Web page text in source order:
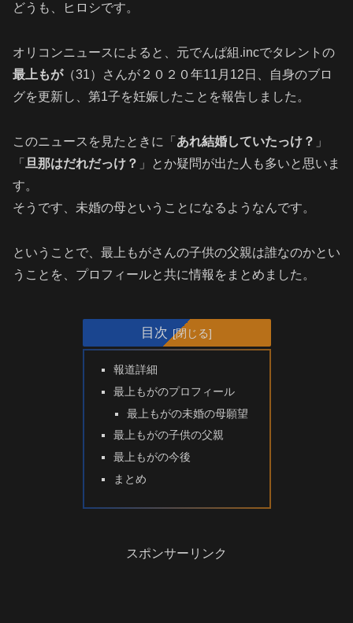
どうも、ヒロシです。
オリコンニュースによると、元でんぱ組.incでタレントの
最上もが（31）さんが２０２０年11月12日、自身のブロ
グを更新し、第1子を妊娠したことを報告しました。
このニュースを見たときに「 あれ結婚していたっけ？ 」
「 旦那はだれだっけ？ 」とか疑問が出た人も多いと思いま
す。
そうです、未婚の母ということになるようなんです。
ということで、最上もがさんの子供の父親は誰なのかとい
うことを、プロフィールと共に情報をまとめました。
目次
報道詳細
最上もがのプロフィール
最上もがの未婚の母願望
最上もがの子供の父親
最上もがの今後
まとめ
スポンサーリンク